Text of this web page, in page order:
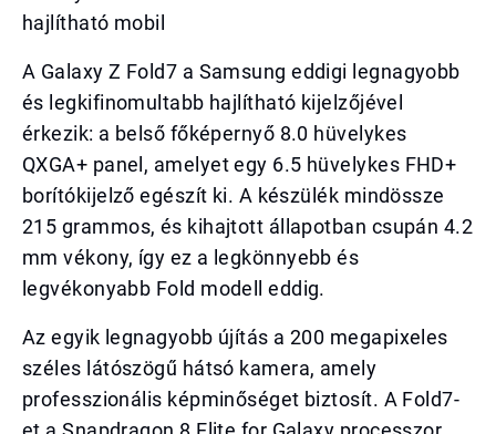
hajlítható mobil
A Galaxy Z Fold7 a Samsung eddigi legnagyobb
és legkifinomultabb hajlítható kijelzőjével
érkezik: a belső főképernyő 8.0 hüvelykes
QXGA+ panel, amelyet egy 6.5 hüvelykes FHD+
borítókijelző egészít ki. A készülék mindössze
215 grammos, és kihajtott állapotban csupán 4.2
mm vékony, így ez a legkönnyebb és
legvékonyabb Fold modell eddig.
Az egyik legnagyobb újítás a 200 megapixeles
széles látószögű hátsó kamera, amely
professzionális képminőséget biztosít. A Fold7-